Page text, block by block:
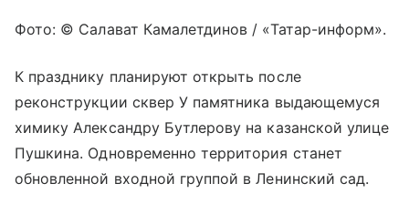
Фото: © Салават Камалетдинов / «Татар-информ».
К празднику планируют открыть после
реконструкции сквер У памятника выдающемуся
химику Александру Бутлерову на казанской улице
Пушкина. Одновременно территория станет
обновленной входной группой в Ленинский сад.